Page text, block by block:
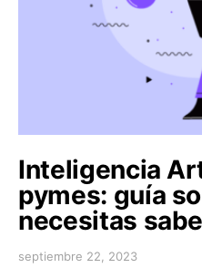
Inteligencia
pymes: guía
necesitas
septiembre 22, 2023